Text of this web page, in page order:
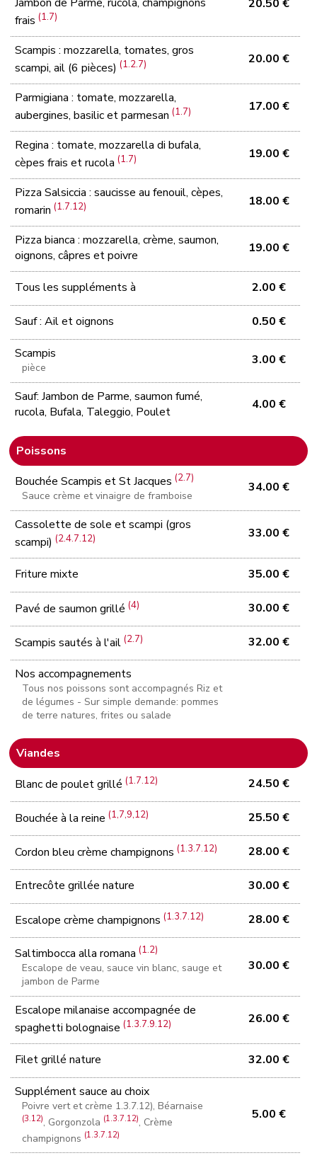
frais(1.7)
20.50 €
Scampis : mozzarella, tomates, gros
scampi, ail (6 pièces)(1.2.7) 20.00 €
Parmigiana : tomate, mozzarella,
aubergines, basilic et parmesan(1.7) 17.00 €
Regina : tomate, mozzarella di bufala,
cèpes frais et rucola(1.7) 19.00 €
Pizza Salsiccia : saucisse au fenouil, cèpes,
romarin(1.7.12) 18.00 €
Pizza bianca : mozzarella, crème, saumon,
oignons, câpres et poivre
19.00 €
Tous les suppléments à 2.00 €
Sauf : Ail et oignons 0.50 €
Scampis
pièce
3.00 €
Sauf: Jambon de Parme, saumon fumé,
rucola, Bufala, Taleggio, Poulet
4.00 €
Poissons
Bouchée Scampis et St Jacques(2.7)
Sauce crème et vinaigre de framboise
34.00 €
Cassolette de sole et scampi (gros
scampi)(2.4.7.12) 33.00 €
Friture mixte 35.00 €
Pavé de saumon grillé(4) 30.00 €
Scampis sautés à l'ail(2.7) 32.00 €
Nos accompagnements
Tous nos poissons sont accompagnés Riz et
de légumes - Sur simple demande: pommes
de terre natures, frites ou salade
Viandes
Blanc de poulet grillé(1.7.12) 24.50 €
Bouchée à la reine(1,7,9,12) 25.50 €
Cordon bleu crème champignons(1.3.7.12) 28.00 €
Entrecôte grillée nature 30.00 €
Escalope crème champignons(1.3.7.12) 28.00 €
Saltimbocca alla romana(1.2)
Escalope de veau, sauce vin blanc, sauge et
jambon de Parme
30.00 €
Escalope milanaise accompagnée de
spaghetti bolognaise(1.3.7.9.12) 26.00 €
Filet grillé nature 32.00 €
Supplément sauce au choix
Poivre vert et crème 1.3.7.12), Béarnaise
(3.12), Gorgonzola (1.3.7.12), Crème
champignons (1.3.7.12)
5.00 €